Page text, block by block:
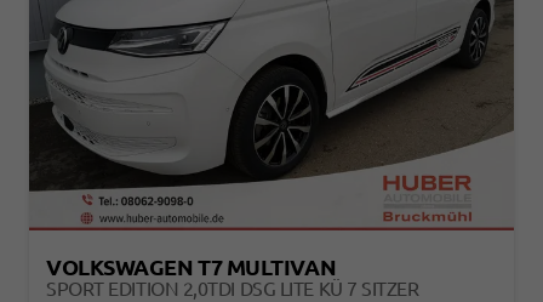
VOLKSWAGEN T7 MULTIVAN
SPORT EDITION 2,0TDI DSG LITE KÜ 7 SITZER